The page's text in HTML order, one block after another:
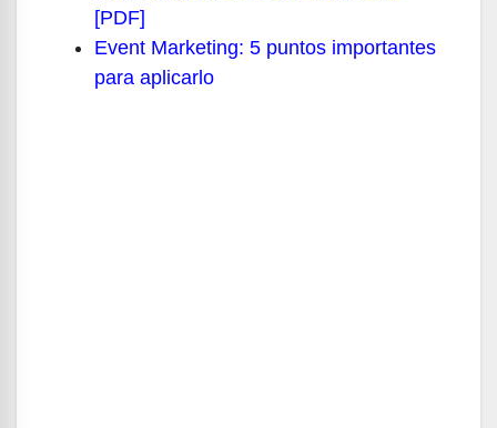
[PDF]
Event Marketing: 5 puntos importantes
para aplicarlo